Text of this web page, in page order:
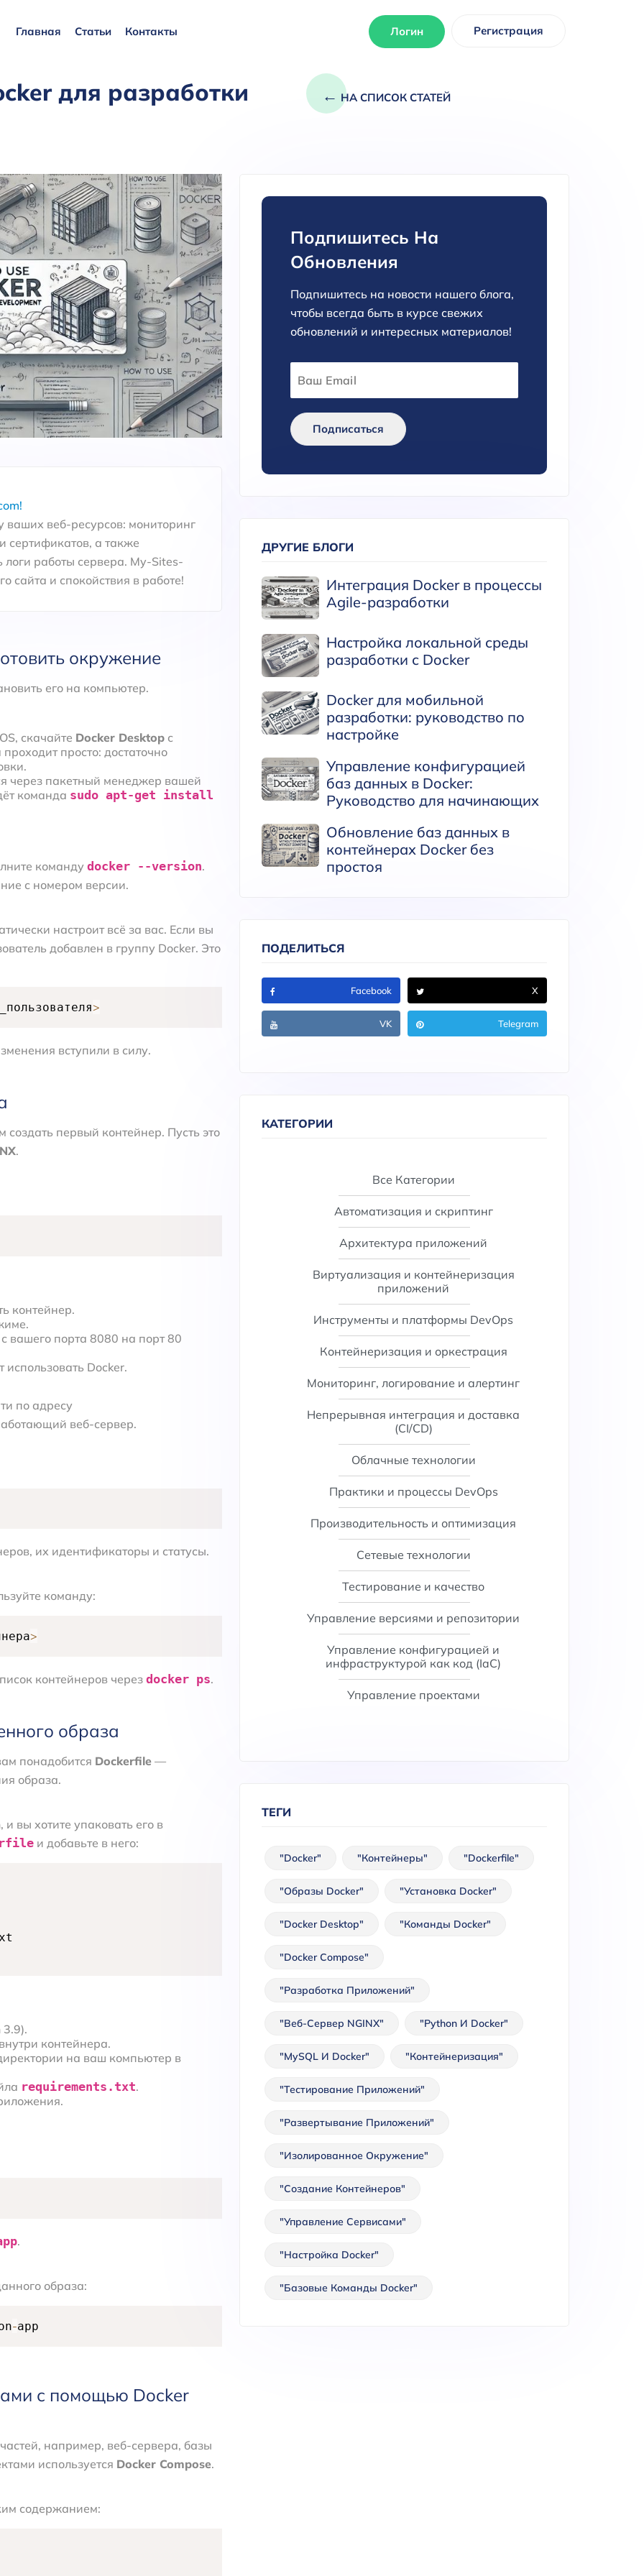
Главная Статьи Контакты Логин Регистрация
для разработки ← НА СПИСОК СТАТЕЙ
веб-ресурсов: мониторинг
сертификатов, а также
логи работы сервера. My-Sites-
сайта и спокойствия в работе!
окружение
его на компьютер.
скачайте Docker Desktop с
просто: достаточно
через пакетный менеджер вашей
команда sudo apt-get install
команду docker --version.
с номером версии.
настроит всё за вас. Если вы
добавлен в группу Docker. Это
>
вступили в силу.
создать первый контейнер. Пусть это
.
контейнер.
вашего порта 8080 на порт 80
Docker.
по адресу
веб-сервер.
их идентификаторы и статусы.
команду:
>
контейнеров через docker ps.
образа
понадобится Dockerfile —
образа.
вы хотите упаковать его в
и добавьте в него:
контейнера.
на ваш компьютер в
requirements.txt.
.
образа:
-app
с помощью Docker
например, веб-сервера, базы
используется Docker Compose.
содержанием:
Подпишитесь На
Обновления
Подпишитесь на новости нашего блога,
чтобы всегда быть в курсе свежих
обновлений и интересных материалов!
Подписаться
ДРУГИЕ БЛОГИ
Интеграция Docker в процессы
Agile-разработки
Настройка локальной среды
разработки с Docker
Docker для мобильной
разработки: руководство по
настройке
Управление конфигурацией
баз данных в Docker:
Руководство для начинающих
Обновление баз данных в
контейнерах Docker без
простоя
ПОДЕЛИТЬСЯ
Facebook X
VK Telegram
КАТЕГОРИИ
Все Категории
Автоматизация и скриптинг
Архитектура приложений
Виртуализация и контейнеризация
приложений
Инструменты и платформы DevOps
Контейнеризация и оркестрация
Мониторинг, логирование и алертинг
Непрерывная интеграция и доставка
(CI/CD)
Облачные технологии
Практики и процессы DevOps
Производительность и оптимизация
Сетевые технологии
Тестирование и качество
Управление версиями и репозитории
Управление конфигурацией и
инфраструктурой как код (IaC)
Управление проектами
ТЕГИ
"Docker" "Контейнеры" "Dockerfile"
"Образы Docker" "Установка Docker"
"Docker Desktop" "Команды Docker"
"Docker Compose"
"Разработка Приложений"
"Веб-Сервер NGINX" "Python И Docker"
"MySQL И Docker" "Контейнеризация"
"Тестирование Приложений"
"Развертывание Приложений"
"Изолированное Окружение"
"Создание Контейнеров"
"Управление Сервисами"
"Настройка Docker"
"Базовые Команды Docker"